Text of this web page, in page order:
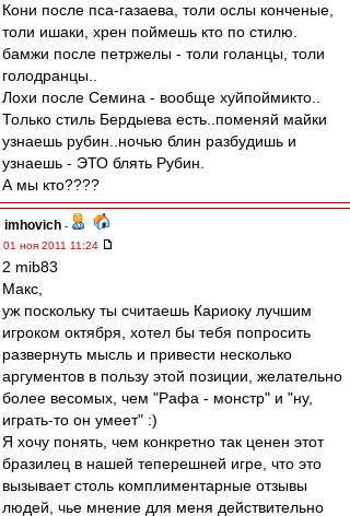
Кони после пса-газаева, толи ослы конченые,
толи ишаки, хрен поймешь кто по стилю.
бамжи после петржелы - толи голанцы, толи
голодранцы..
Лохи после Семина - вообще хуйпоймикто..
Только стиль Бердыева есть..поменяй майки
узнаешь рубин..ночью блин разбудишь и
узнаешь - ЭТО блять Рубин.
А мы кто????
imhovich -
01 ноя 2011 11:24
2 mib83
Макс,
уж поскольку ты считаешь Кариоку лучшим
игроком октября, хотел бы тебя попросить
развернуть мысль и привести несколько
аргументов в пользу этой позиции, желательно
более весомых, чем "Рафа - монстр" и "ну,
играть-то он умеет" :)
Я хочу понять, чем конкретно так ценен этот
бразилец в нашей теперешней игре, что это
вызывает столь комплиментарные отзывы
людей, чье мнение для меня действительно